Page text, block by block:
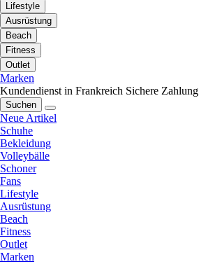
Lifestyle
Ausrüstung
Beach
Fitness
Outlet
Marken
Kundendienst in Frankreich Sichere Zahlung
Suchen
Neue Artikel
Schuhe
Bekleidung
Volleybälle
Schoner
Fans
Lifestyle
Ausrüstung
Beach
Fitness
Outlet
Marken